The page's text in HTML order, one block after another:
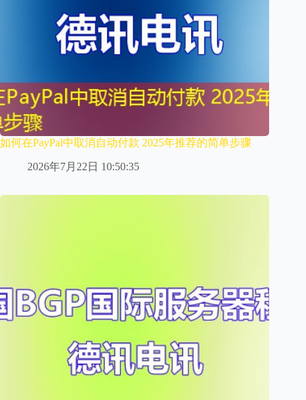
如何在PayPal中取消自动付款 2025年推荐的简单步骤
2026年7月22日 10:50:35